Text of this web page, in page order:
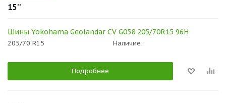
15''
Шины Yokohama Geolandar CV G058 205/70R15 96H
205/70 R15 Наличие:
Подробнее